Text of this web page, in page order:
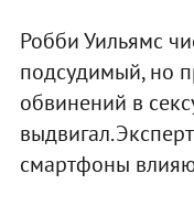
Робби Уильямс
подсудимый, но
обвинений в
смартфоны